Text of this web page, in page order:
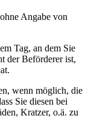
Angabe von
Tag, an dem Sie
der Beförderer ist,
wenn möglich, die
Sie diesen bei
Kratzer, o.ä. zu